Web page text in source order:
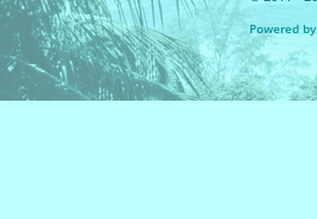
Powered by